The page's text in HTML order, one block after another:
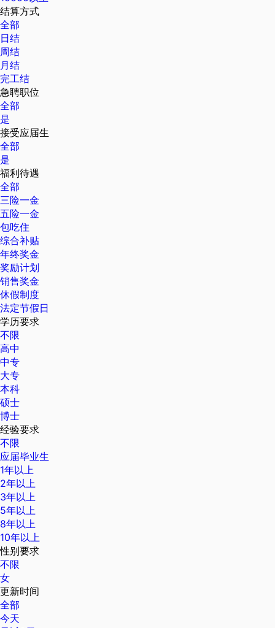
结算方式
全部
日结
周结
月结
完工结
急聘职位
全部
是
接受应届生
全部
是
福利待遇
全部
三险一金
五险一金
包吃住
综合补贴
年终奖金
奖励计划
销售奖金
休假制度
法定节假日
学历要求
不限
高中
中专
大专
本科
硕士
博士
经验要求
不限
应届毕业生
1年以上
2年以上
3年以上
5年以上
8年以上
10年以上
性别要求
不限
女
更新时间
全部
今天